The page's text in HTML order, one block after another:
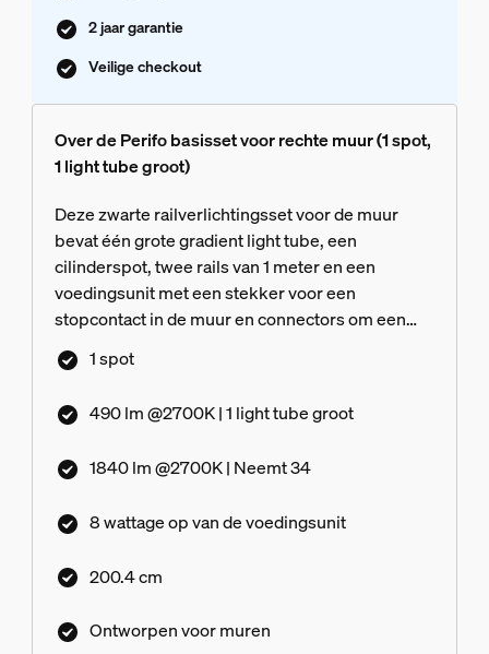
2 jaar garantie
Veilige checkout
Over de Perifo basisset voor rechte muur (1 spot,
1 light tube groot)
Deze zwarte railverlichtingsset voor de muur
bevat één grote gradient light tube, een
cilinderspot, twee rails van 1 meter en een
voedingsunit met een stekker voor een
stopcontact in de muur en connectors om een
rechte lijn te creëren.
1 spot
490 lm @2700K | 1 light tube groot
1840 lm @2700K | Neemt 34
8 wattage op van de voedingsunit
200.4 cm
Ontworpen voor muren